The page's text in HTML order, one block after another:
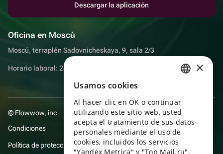
Descargar la aplicación
Oficina en Moscú
Moscú, terraplén Sadovnicheskaya, 9, sala 2/3
Horario laboral: 24 horas
© Flowwow, inc
Condiciones
Política de protección y privacidad de datos
ENGLISH
UKRAINIAN
PORTUGUESE
×
Usamos cookies
Al hacer clic en OK o continuar
utilizando este sitio web, usted
acepta el tratamiento de sus datos
personales mediante el uso de
cookies, incluidos los servicios
"Yandex Metrica" y "Top Mail.ru",